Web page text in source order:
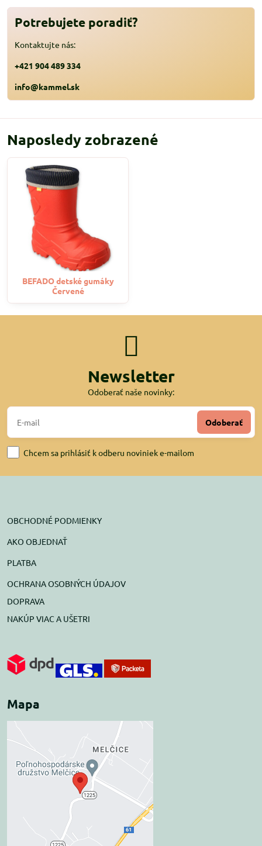
Potrebujete poradiť?
Kontaktujte nás:
+421 904 489 334
info@kammel.sk
Naposledy zobrazené
BEFADO detské gumáky
Červené
Newsletter
Odoberať naše novinky:
Odoberať
Chcem sa prihlásiť k odberu noviniek e-mailom
OBCHODNÉ PODMIENKY
AKO OBJEDNAŤ
PLATBA
OCHRANA OSOBNÝCH ÚDAJOV
DOPRAVA
NAKÚP VIAC A UŠETRI
Mapa
Externý obsah je
blokovaný Voľbami
súkromia
Prajete si načítať externý obsah?
Povoliť tentokrát